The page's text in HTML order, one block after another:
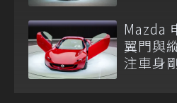
Mazda
翼門與
注車身